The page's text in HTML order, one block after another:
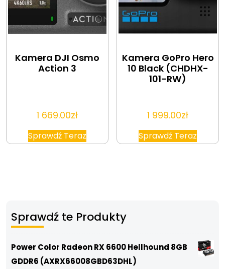
Kamera DJI Osmo
Action 3
1 669.00zł
Sprawdź Teraz
Kamera GoPro Hero
10 Black (CHDHX-
101-RW)
1 999.00zł
Sprawdź Teraz
Sprawdź te Produkty
Power Color Radeon RX 6600 Hellhound 8GB
GDDR6 (AXRX66008GBD63DHL)